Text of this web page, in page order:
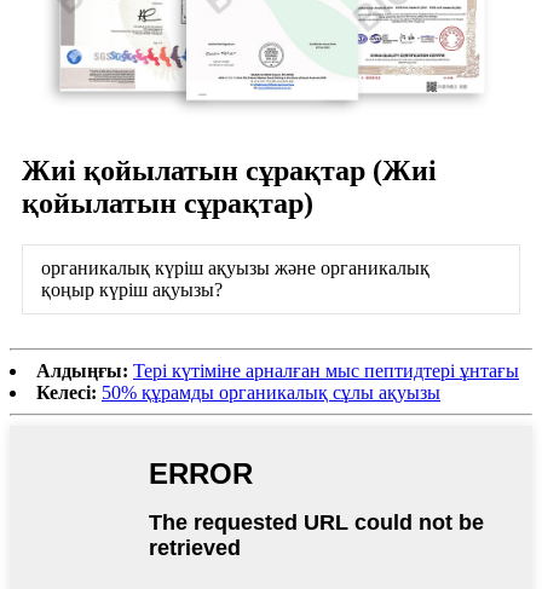
Жиі қойылатын сұрақтар (Жиі
қойылатын сұрақтар)
органикалық күріш ақуызы және органикалық
қоңыр күріш ақуызы?
Алдыңғы: Тері күтіміне арналған мыс пептидтері ұнтағы
Келесі: 50% құрамды органикалық сұлы ақуызы